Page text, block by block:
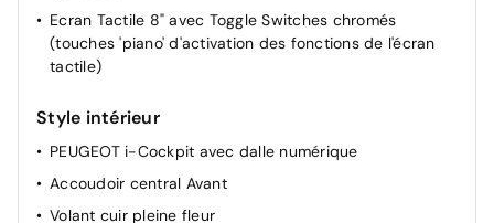
Eclairage cave à pieds avec LED
Réglage en hauteur du siège conducteur
Vide poche et boîte à gants éclairés
Ecran Tactile 8" avec Toggle Switches chromés
(touches 'piano' d'activation des fonctions de l'écran
tactile)
Style intérieur
PEUGEOT i-Cockpit avec dalle numérique
Accoudoir central Avant
Volant cuir pleine fleur